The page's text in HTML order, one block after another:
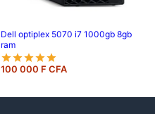
Dell optiplex 5070 i7 1000gb 8gb
ram
100 000 F CFA